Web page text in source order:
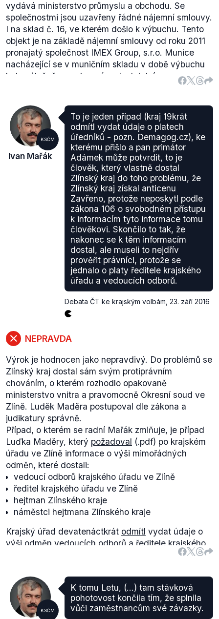
vydává ministerstvo průmyslu a obchodu. Se
společnostmi jsou uzavřeny řádné nájemní smlouvy.
I na sklad č. 16, ve kterém došlo k výbuchu. Tento
objekt je na základě nájemní smlouvy od roku 2011
pronajatý společnost IMEX Group, s.r.o. Munice
nacházející se v muničním skladu v době výbuchu
byla výlučně v
soukromém vlastnictví
Výrok hodnotíme jako pravdivý, protože od roku
právě Vojenský technický ústav.
KSČM
Ivan Mařák
To je jeden případ (kraj 19krát
odmítl vydat údaje o platech
úředníků - pozn. Demagog.cz), ke
kterému přišlo a pan primátor
Adámek může potvrdit, to je
člověk, který vlastně dostal
Zlínský kraj do toho problému, že
Zlínský kraj získal anticenu
Zavřeno, protože neposkytl podle
zákona 106 o svobodném přístupu
k informacím tyto informace tomu
člověkovi. Skončilo to tak, že
nakonec se k těm informacím
dostal, ale museli to nejdřív
prověřit právníci, protože se
jednalo o platy ředitele krajského
úřadu a vedoucích odborů.
Debata ČT ke krajským volbám 23. září 2016
NEPRAVDA
Výrok je hodnocen jako nepravdivý. Do problémů se
Zlínský kraj dostal sám svým protiprávním
chováním, o kterém rozhodlo opakovaně
ministerstvo vnitra a pravomocně Okresní soud ve
Zlíně. Luděk Maděra postupoval dle zákona a
judikatury správně.
Případ, o kterém se radní Mařák zmiňuje, je případ
Luďka Maděry, který požadoval (.pdf) po krajském
úřadu ve Zlíně informace o výši mimořádných
odměn, které dostali:
vedoucí odborů krajského úřadu ve Zlíně
ředitel krajského úřadu ve Zlíně
hejtman Zlínského kraje
náměstci hejtmana Zlínského kraje
Krajský úřad devatenáctkrát odmítl vydat údaje o
výši odměn vedoucích odborů a ředitele krajského
úřadu ve Zlíně. Luděk Maděra se pokaždé odvolal k
o zrušení rozhodnutí krajského úřadu a předalo mu
věc k novému projednání.
Vzhledem k tomu, že ministerstvo vnitranemohlo
rozhodnutí krajského úřadu změnit a krajský úřad se
KSČM
K tomu Letu, (...) tam stávková
pohotovost končila tím, že splnila
vůči zaměstnancům své závazky.